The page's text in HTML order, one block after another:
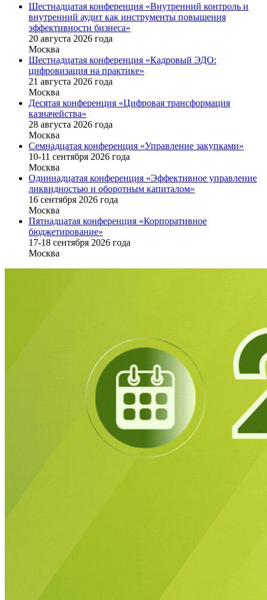
Шестнадцатая конференция «Внутренний контроль и
внутренний аудит как инструменты повышения
эффективности бизнеса»
20 августа 2026 года
Москва
Шестнадцатая конференция «Кадровый ЭДО:
цифровизация на практике»
21 августа 2026 года
Москва
Десятая конференция «Цифровая трансформация
казначейства»
28 августа 2026 года
Москва
Семнадцатая конференция «Управление закупками»
10-11 сентября 2026 года
Москва
Одиннадцатая конференция «Эффективное управление
ликвидностью и оборотным капиталом»
16 cентября 2026 года
Москва
Пятнадцатая конференция «Корпоративное
бюджетирование»
17-18 сентября 2026 года
Москва